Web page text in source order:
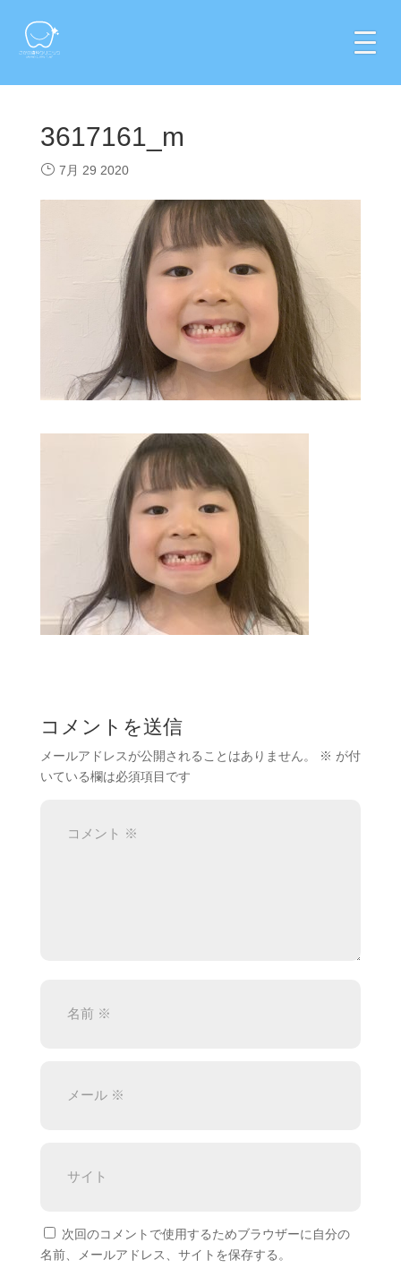
3617161_m
7月 29 2020
コメントを送信
メールアドレスが公開されることはありません。 ※ が付
いている欄は必須項目です
次回のコメントで使用するためブラウザーに自分の
名前、メールアドレス、サイトを保存する。